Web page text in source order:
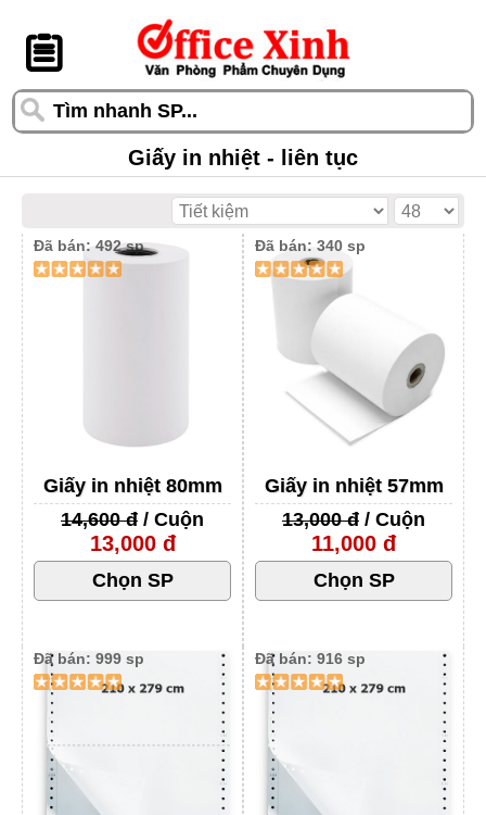
󰆎
Giấy in nhiệt - liên tục
Giấy in nhiệt 57mm
13,000 đ / Cuộn
11,000 đ
Đã bán: 340 sp
Giấy in nhiệt 80mm
14,600 đ / Cuộn
13,000 đ
Đã bán: 492 sp
Đã bán: 916 sp
Đã bán: 999 sp